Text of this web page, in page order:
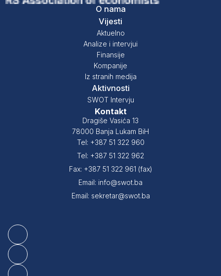
O nama
Vijesti
Aktuelno
Analize i intervjui
Finansije
Kompanije
Iz stranih medija
Aktivnosti
SWOT Intervju
Kontakt
Dragiše Vasića 13
78000 Banja Lukam BiH
Tel: +387 51 322 960
Tel: +387 51 322 962
Fax: +387 51 322 961 (fax)
Email: info@swot.ba
Email: sekretar@swot.ba